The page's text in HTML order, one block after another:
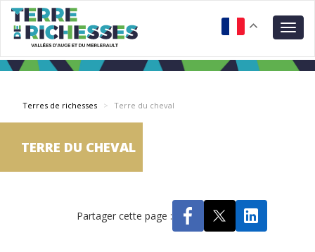
Aller
contenu
principal
Terres de richesses Terre du cheval
TERRE DU CHEVAL
Partager cette page :
Panneau de gestion des cookies